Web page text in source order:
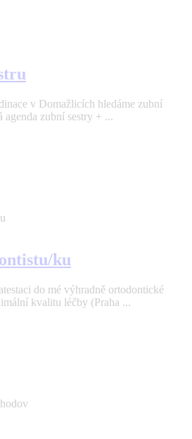
v Domažlicích hledáme zubní
agenda zubní sestry + ...
ku
do mé výhradně ortodontické
kvalitu léčby (Praha ...